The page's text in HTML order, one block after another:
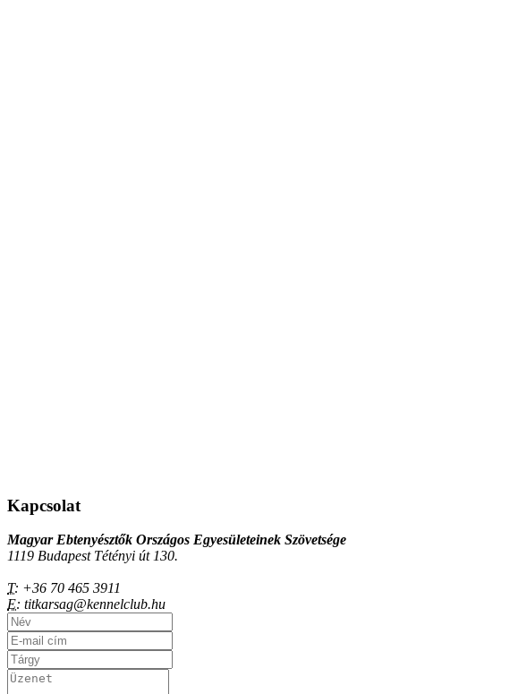
Kapcsolat
Magyar Ebtenyésztők Országos Egyesületeinek Szövetsége
1119 Budapest Tétényi út 130.
T: +36 70 465 3911
E: titkarsag@kennelclub.hu